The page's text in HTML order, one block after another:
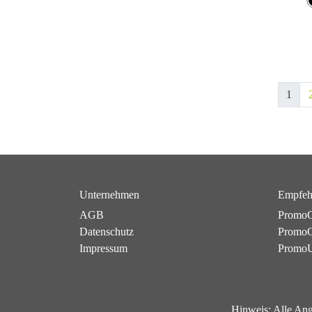
1
Unternehmen
AGB
Datenschutz
Impressum
Hinweis: Alle